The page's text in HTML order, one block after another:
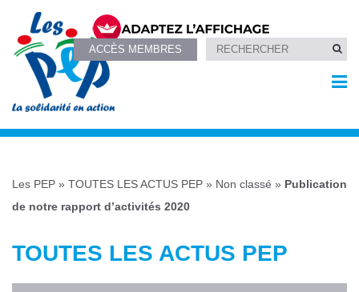
ACCÈS MEMBRES
Les PEP » TOUTES LES ACTUS PEP » Non classé » Publication
de notre rapport d’activités 2020
TOUTES LES ACTUS PEP